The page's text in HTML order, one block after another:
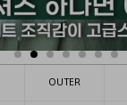
OUTER